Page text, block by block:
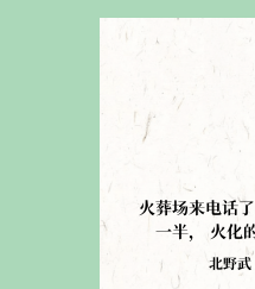
火葬场来电话了
一半， 火化
北野武